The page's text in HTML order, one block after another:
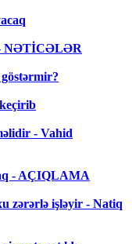
- NƏTİCƏLƏR
- Vahid
- AÇIQLAMA
zərərlə işləyir - Natiq